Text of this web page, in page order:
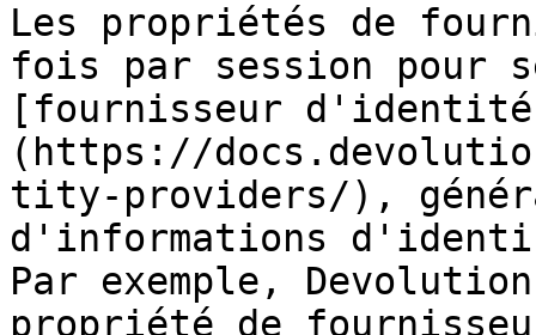
Les propriétés de
fois par session pour
[fournisseur
(https://
tity-providers/),
d'informations
Par exemple,
propriété de